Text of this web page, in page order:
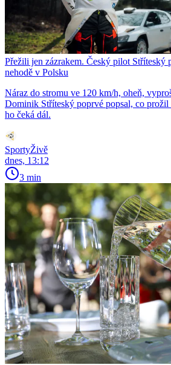
Přežili jen zázrakem. Český pilot Stříteský
nehodě v Polsku
Náraz do stromu ve 120 km/h, oheň,
Dominik Stříteský poprvé popsal, co prožil
ho čeká dál.
SportyŽivě
dnes, 13:12
3 min